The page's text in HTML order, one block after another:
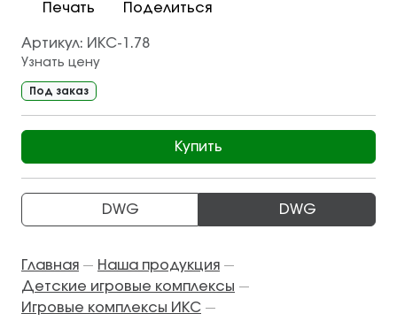
Печать Поделиться
Артикул: ИКС-1.78
Узнать цену
Под заказ
Купить
DWG DWG
Главная — Наша продукция —
Детские игровые комплексы —
Игровые комплексы ИКС —